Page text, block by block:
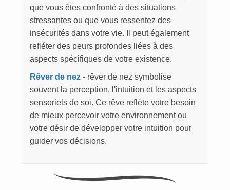
que vous êtes confronté à des situations
stressantes ou que vous ressentez des
insécurités dans votre vie. Il peut également
refléter des peurs profondes liées à des
aspects spécifiques de votre existence.
Rêver de nez- rêver de nez symbolise
souvent la perception, l'intuition et les aspects
sensoriels de soi. Ce rêve reflète votre besoin
de mieux percevoir votre environnement ou
votre désir de développer votre intuition pour
guider vos décisions.